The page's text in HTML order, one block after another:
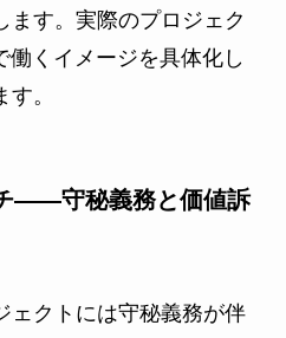
ます。実際のプロジェク
働くイメージを具体化し
。
——守秘義務と価値訴
ェクトには守秘義務が伴